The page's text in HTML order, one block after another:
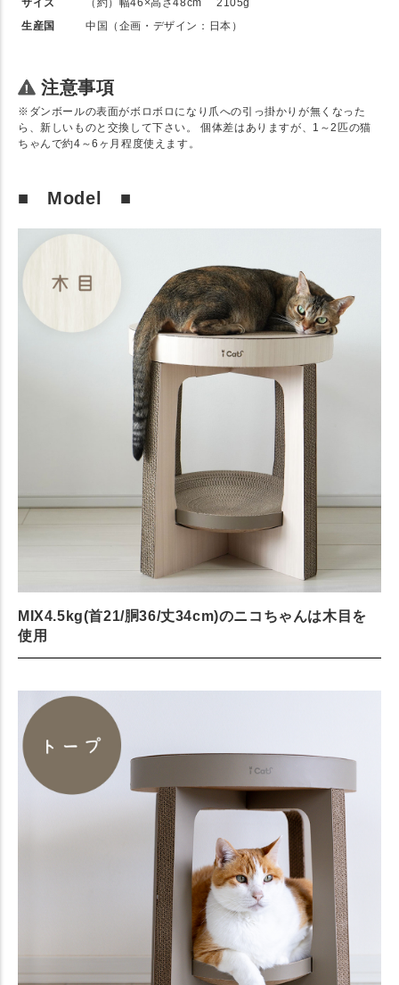
生産国
中国（企画・デザイン：日本）
注意事項
※ダンボールの表面がボロボロになり爪への引っ掛かりが無くなった
ら、新しいものと交換して下さい。 個体差はありますが、1～2匹の猫
ちゃんで約4～6ヶ月程度使えます。
■ Model ■
MIX4.5kg(首21/胴36/丈34cm)のニコちゃんは木目を
使用